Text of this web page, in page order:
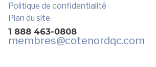
Politique de confidentialité
Plan du site
1 888 463-0808
membres@cotenordqc.com